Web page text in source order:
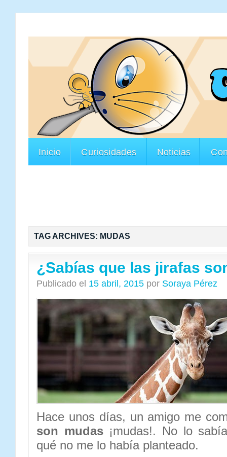
Inicio Curiosidades Noticias
TAG ARCHIVES: MUDAS
¿Sabías que las jirafas
Publicado el 15 abril, 2015 por Soraya Pérez
Hace unos días, un amigo me
son mudas¡mudas!. No lo
qué no me lo había planteado.